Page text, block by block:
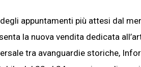
appuntamenti più attesi dal
la nuova vendita dedicata
tra avanguardie storiche,